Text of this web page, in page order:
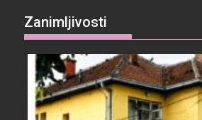
Zanimljivosti